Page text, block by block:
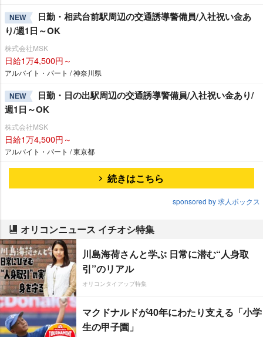
NEW
日勤・相武台前駅周辺の交通誘導警備員/入社祝い金あ
り/週1日～OK
株式会社MSK
日給1万4,500円～
アルバイト・パート / 神奈川県
NEW
日勤・日の出駅周辺の交通誘導警備員/入社祝い金あり/
週1日～OK
株式会社MSK
日給1万4,500円～
アルバイト・パート / 東京都
続きはこちら
sponsored by 求人ボックス
オリコンニュース イチオシ特集
川島海荷さんと学ぶ 日常に潜む“人身取
引”のリアル
オリコンタイアップ特集
マクドナルドが40年にわたり支える「小学
生の甲子園」